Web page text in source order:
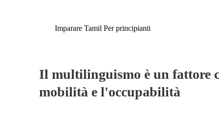
Imparare Tamil Per principianti
Il multilinguismo è un fattore
mobilità e l'occupabilità